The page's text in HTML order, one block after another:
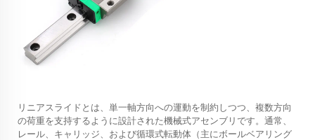
リニアスライドとは、単一軸方向への運動を制約しつつ、複数方向
の荷重を支持するように設計された機械式アセンブリです。通常、
レール、キャリッジ、および循環式転動体（主にボールベアリング